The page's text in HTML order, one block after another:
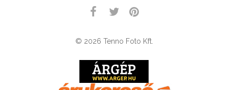
© 2026 Tenno Foto Kft.